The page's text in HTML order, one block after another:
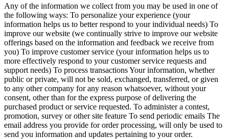
Any of the information we collect from you may be used in one of
the following ways: To personalize your experience (your
information helps us to better respond to your individual needs) To
improve our website (we continually strive to improve our website
offerings based on the information and feedback we receive from
you) To improve customer service (your information helps us to
more effectively respond to your customer service requests and
support needs) To process transactions Your information, whether
public or private, will not be sold, exchanged, transferred, or given
to any other company for any reason whatsoever, without your
consent, other than for the express purpose of delivering the
purchased product or service requested. To administer a contest,
promotion, survey or other site feature To send periodic emails The
email address you provide for order processing, will only be used to
send you information and updates pertaining to your order.